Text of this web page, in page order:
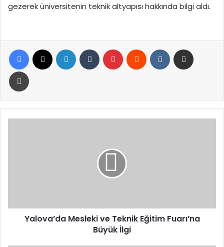
gezerek üniversitenin teknik altyapısı hakkında bilgi aldı.
Facebook LinkedIn Tumblr Pinterest Reddit VKontakte
Yazdır
Yalova’da Mesleki ve Teknik Eğitim Fuarı’na
Büyük İlgi